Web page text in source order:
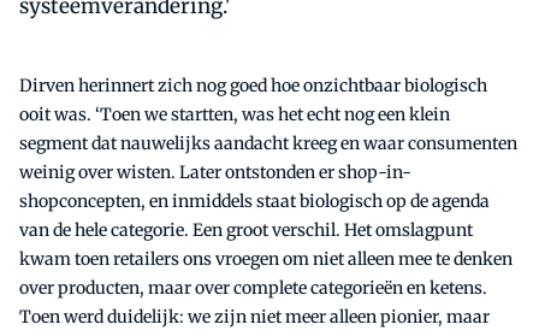
systeemverandering.'
Dirven herinnert zich nog goed hoe onzichtbaar biologisch
ooit was. ‘Toen we startten, was het echt nog een klein
segment dat nauwelijks aandacht kreeg en waar consumenten
weinig over wisten. Later ontstonden er shop-in-
shopconcepten, en inmiddels staat biologisch op de agenda
van de hele categorie. Een groot verschil. Het omslagpunt
kwam toen retailers ons vroegen om niet alleen mee te denken
over producten, maar over complete categorieën en ketens.
Toen werd duidelijk: we zijn niet meer alleen pionier, maar